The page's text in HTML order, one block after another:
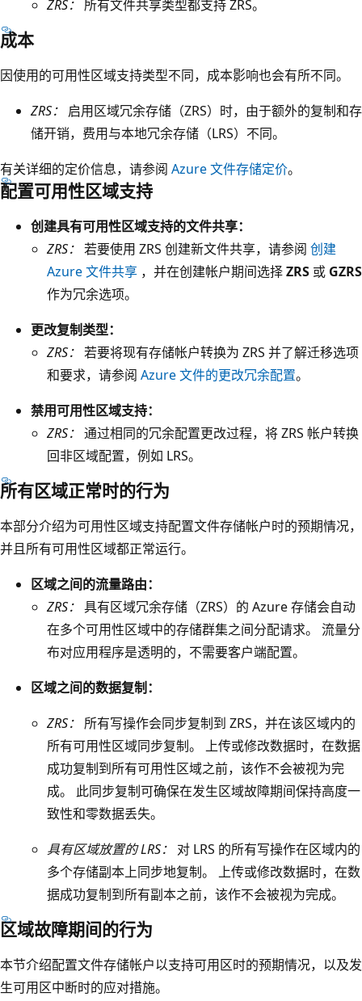
副
本
3
。
含
表
Z
S
的
深
紫
框
。
包
含
表
示
用
区
域
1
、
区
2
区
白
色
框
ZRS： 所有文件共享类型都支持 ZRS。
成本
因使用的可用性区域支持类型不同，成本影响也会有所不同。
ZRS： 启用区域冗余存储（ZRS）时，由于额外的复制和存
储开销，费用与本地冗余存储（LRS）不同。
有关详细的定价信息，请参阅 Azure 文件存储定价。
配置可用性区域支持
创建具有可用性区域支持的文件共享：
ZRS： 若要使用 ZRS 创建新文件共享，请参阅 创建
Azure 文件共享 ，并在创建帐户期间选择ZRS 或 GZRS
作为冗余选项。
更改复制类型：
ZRS： 若要将现有存储帐户转换为 ZRS 并了解迁移选项
和要求，请参阅 Azure 文件的更改冗余配置。
禁用可用性区域支持：
ZRS： 通过相同的冗余配置更改过程，将 ZRS 帐户转换
回非区域配置，例如 LRS。
所有区域正常时的行为
本部分介绍为可用性区域支持配置文件存储帐户时的预期情况，
并且所有可用性区域都正常运行。
区域之间的流量路由：
ZRS： 具有区域冗余存储（ZRS）的 Azure 存储会自动
在多个可用性区域中的存储群集之间分配请求。 流量分
布对应用程序是透明的，不需要客户端配置。
区域之间的数据复制：
ZRS： 所有写操作会同步复制到 ZRS，并在该区域内的
所有可用性区域同步复制。 上传或修改数据时，在数据
成功复制到所有可用性区域之前，该作不会被视为完
成。 此同步复制可确保在发生区域故障期间保持高度一
致性和零数据丢失。
具有区域放置的 LRS： 对 LRS 的所有写操作在区域内的
多个存储副本上同步地复制。 上传或修改数据时，在数
据成功复制到所有副本之前，该作不会被视为完成。
区域故障期间的行为
本节介绍配置文件存储帐户以支持可用区时的预期情况，以及发
生可用区中断时的应对措施。